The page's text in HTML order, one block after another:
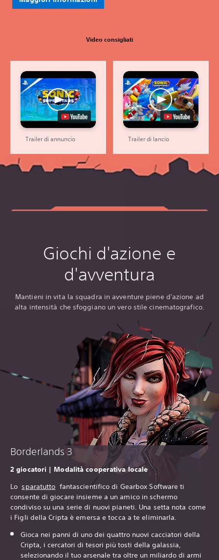
Video consigliati
Trailer di annuncio Trailer di lancio
Giochi d'azione e
d'avventura
Mantieni in vita la squadra in avventure piene d'azione ad
alta intensità che sfoggiano un vero stile cinematografico.
Borderlands 3
‎2 giocatori | Modalità cooperativa locale
Losparatutto fantascientifico di Gearbox Software ti
consente di giocare insieme a un amico in schermo
condiviso su una serie di nuovi pianeti. Una setta nota come
i Figli della Cripta è emersa e tocca a te eliminarla.
Gioca nei panni di uno dei quattro nuovi cacciatori della
Cripta, i cercatori di tesori più tosti della galassia,
selezionando il tuo arsenale tra oltre un miliardo di armi